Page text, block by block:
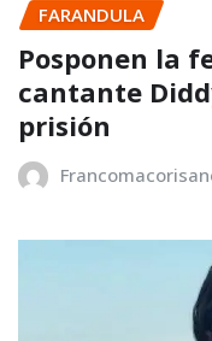
FARANDULA
Posponen la
cantante
prisión